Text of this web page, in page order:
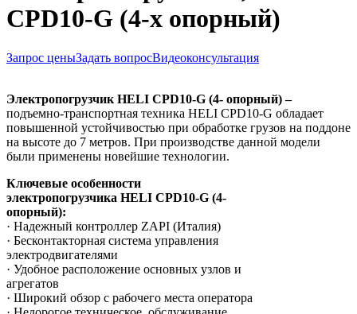
CPD10-G (4-х опорный)
Запрос ценыЗадать вопросВидеоконсультация
Электропогрузчик HELI CPD10-G (4- опорный) –
подъемно-транспортная техника HELI CPD10-G обладает
повышенной устойчивостью при обработке грузов на поддоне
на высоте до 7 метров. При производстве данной модели
были применены новейшие технологии.
Ключевые особенности
электропогрузчика HELI CPD10-G (4-
опорный):
· Надежный контроллер ZAPI (Италия)
· Бесконтакторная система управления
электродвигателями
· Удобное расположение основных узлов и
агрегатов
· Широкий обзор с рабочего места оператора